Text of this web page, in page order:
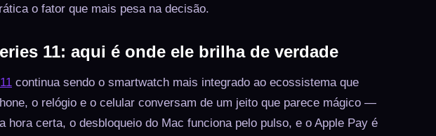
o fator que mais pesa na decisão.
11: aqui é onde ele brilha de verdade
continua sendo o smartwatch mais integrado ao ecossistema que
o relógio e o celular conversam de um jeito que parece mágico —
hora certa, o desbloqueio do Mac funciona pelo pulso, e o Apple Pay é